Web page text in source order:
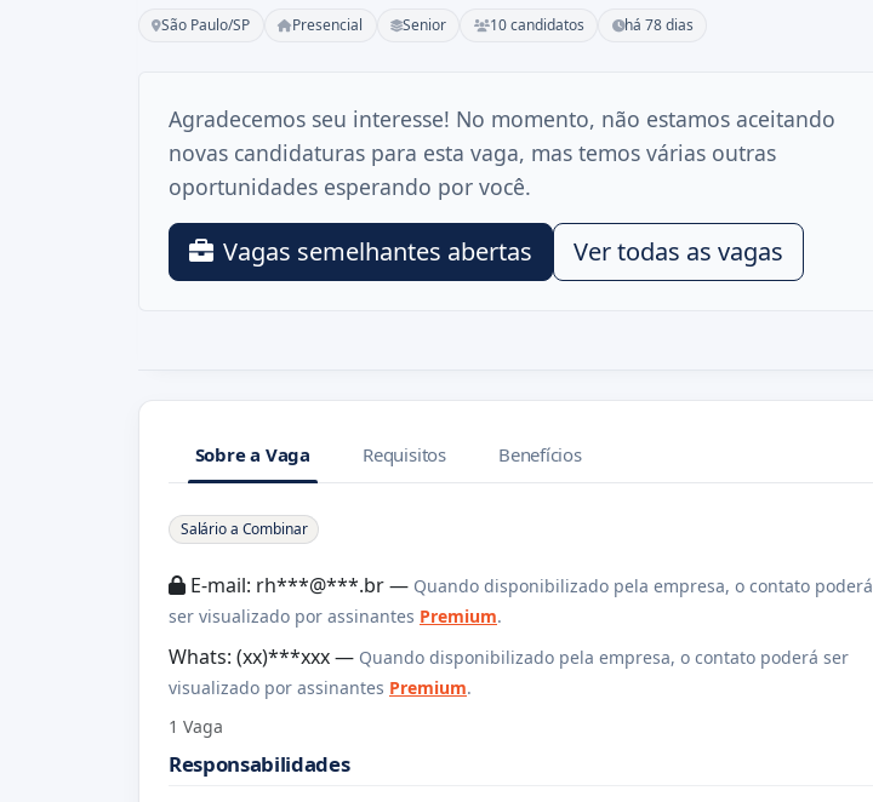
São Paulo/SP Presencial Senior 10 candidatos há 78 dias
Agradecemos seu interesse! No momento, não estamos aceitando
novas candidaturas para esta vaga, mas temos várias outras
oportunidades esperando por você.
Vagas semelhantes abertas Ver todas as vagas
Sobre a Vaga Requisitos Benefícios
Sobre a Vaga
Salário a Combinar
E-mail: rh***@***.br — Quando disponibilizado pela empresa, o contato poderá
ser visualizado por assinantes Premium.
Whats: (xx)***xxx — Quando disponibilizado pela empresa, o contato poderá ser
visualizado por assinantes Premium.
1 Vaga
Responsabilidades